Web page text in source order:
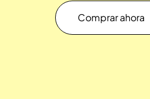
Comprar ahora